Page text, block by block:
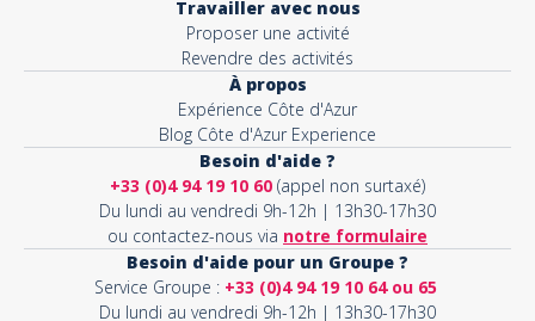
Travailler avec nous
Proposer une activité
Revendre des activités
À propos
Expérience Côte d'Azur
Blog Côte d'Azur Experience
Besoin d'aide ?
+33 (0)4 94 19 10 60 (appel non surtaxé)
Du lundi au vendredi 9h-12h | 13h30-17h30
ou contactez-nous via notre formulaire
Besoin d'aide pour un Groupe ?
Service Groupe : +33 (0)4 94 19 10 64 ou 65
Du lundi au vendredi 9h-12h | 13h30-17h30